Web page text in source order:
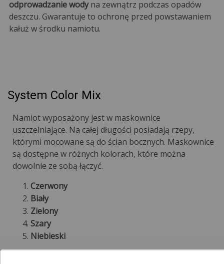
odprowadzanie wodyna zewnątrz podczas opadów
deszczu. Gwarantuje to ochronę przed powstawaniem
kałuż w środku namiotu.
System Color Mix
Namiot wyposażony jest w maskownice
uszczelniające. Na całej długości posiadają rzepy,
którymi mocowane są do ścian bocznych. Maskownice
są dostępne w różnych kolorach, które można
dowolnie ze sobą łączyć.
Czerwony
Biały
Zielony
Szary
Niebieski